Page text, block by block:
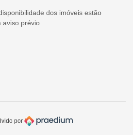
dos imóveis estão
aviso prévio.
por